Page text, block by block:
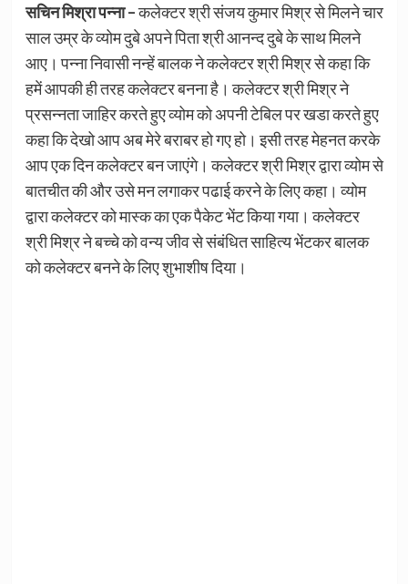
सचिन मिश्रा पन्ना –कलेक्टर श्री संजय कुमार मिश्र से मिलने चार
साल उम्र के व्योम दुबे अपने पिता श्री आनन्द दुबे के साथ मिलने
आए। पन्ना निवासी नन्हें बालक ने कलेक्टर श्री मिश्र से कहा कि
हमें आपकी ही तरह कलेक्टर बनना है। कलेक्टर श्री मिश्र ने
प्रसन्नता जाहिर करते हुए व्योम को अपनी टेबिल पर खडा करते हुए
कहा कि देखो आप अब मेरे बराबर हो गए हो। इसी तरह मेहनत करके
आप एक दिन कलेक्टर बन जाएंगे। कलेक्टर श्री मिश्र द्वारा व्योम से
बातचीत की और उसे मन लगाकर पढाई करने के लिए कहा। व्योम
द्वारा कलेक्टर को मास्क का एक पैकेट भेंट किया गया। कलेक्टर
श्री मिश्र ने बच्चे को वन्य जीव से संबंधित साहित्य भेंटकर बालक
को कलेक्टर बनने के लिए शुभाशीष दिया।